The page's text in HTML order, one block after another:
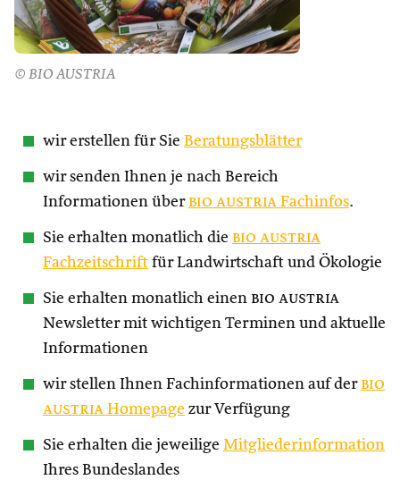
© BIO AUSTRIA
wir erstellen für Sie Beratungsblätter
wir senden Ihnen je nach Bereich
Informationen über bio austria Fachinfos.
Sie erhalten monatlich die bio austria
Fachzeitschrift für Landwirtschaft und Ökologie
Sie erhalten monatlich einen bio austria
Newsletter mit wichtigen Terminen und aktuelle
Informationen
wir stellen Ihnen Fachinformationen auf der bio
austria Homepage zur Verfügung
Sie erhalten die jeweilige Mitgliederinformation
Ihres Bundeslandes